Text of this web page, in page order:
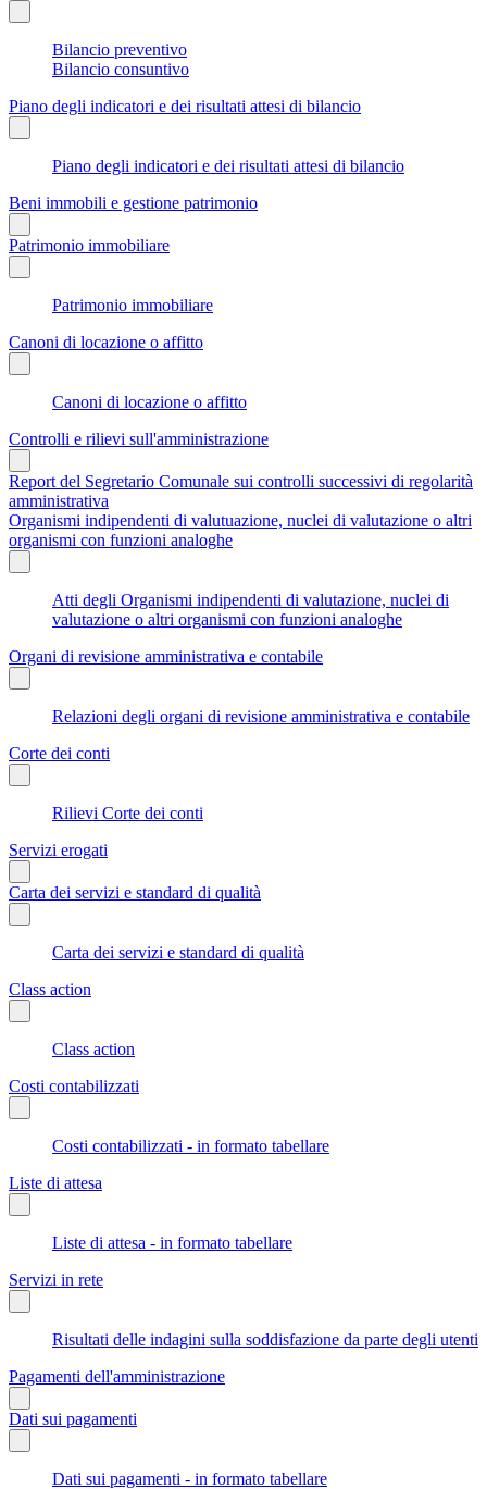
Bilancio preventivo
Bilancio consuntivo
Piano degli indicatori e dei risultati attesi di bilancio
Piano degli indicatori e dei risultati attesi di bilancio
Beni immobili e gestione patrimonio
Patrimonio immobiliare
Patrimonio immobiliare
Canoni di locazione o affitto
Canoni di locazione o affitto
Controlli e rilievi sull'amministrazione
Report del Segretario Comunale sui controlli successivi di regolarità
amministrativa
Organismi indipendenti di valutuazione, nuclei di valutazione o altri
organismi con funzioni analoghe
Atti degli Organismi indipendenti di valutazione, nuclei di
valutazione o altri organismi con funzioni analoghe
Organi di revisione amministrativa e contabile
Relazioni degli organi di revisione amministrativa e contabile
Corte dei conti
Rilievi Corte dei conti
Servizi erogati
Carta dei servizi e standard di qualità
Carta dei servizi e standard di qualità
Class action
Class action
Costi contabilizzati
Costi contabilizzati - in formato tabellare
Liste di attesa
Liste di attesa - in formato tabellare
Servizi in rete
Risultati delle indagini sulla soddisfazione da parte degli utenti
Pagamenti dell'amministrazione
Dati sui pagamenti
Dati sui pagamenti - in formato tabellare